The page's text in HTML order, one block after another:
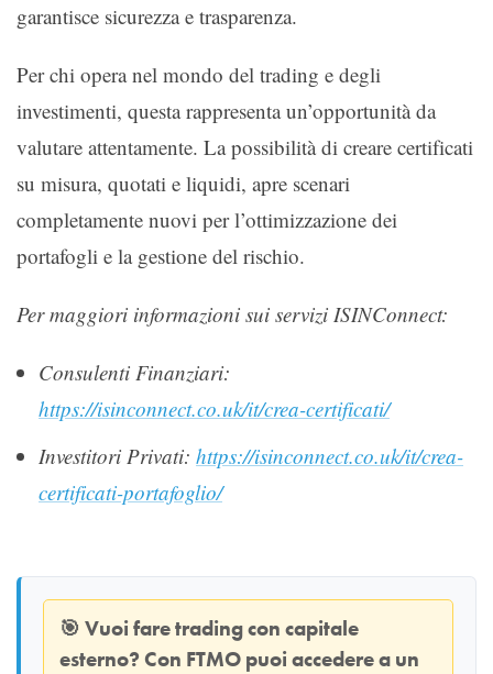
garantisce sicurezza e trasparenza.
Per chi opera nel mondo del trading e degli
investimenti, questa rappresenta un’opportunità da
valutare attentamente. La possibilità di creare certificati
su misura, quotati e liquidi, apre scenari
completamente nuovi per l’ottimizzazione dei
portafogli e la gestione del rischio.
Per maggiori informazioni sui servizi ISINConnect:
Consulenti Finanziari:
https://isinconnect.co.uk/it/crea-certificati/
Investitori Privati: https://isinconnect.co.uk/it/crea-
certificati-portafoglio/
🎯 Vuoi fare trading con capitale
esterno? Con FTMO puoi accedere a un